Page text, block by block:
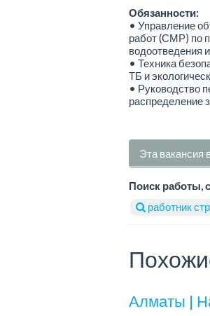
Обязанности:
• Управление
работ (СМР) по
водоотведения
• Техника
ТБ и
• Руководство
распределение
Эта вакансия
Поиск работы,
работник
Алматы |